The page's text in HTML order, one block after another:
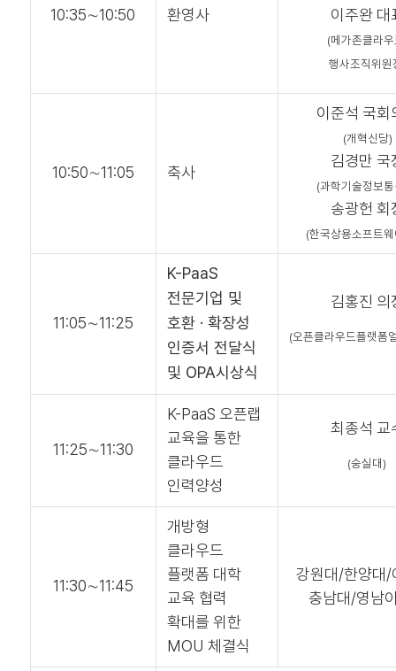
10:35∼10:50 환영사 이주완 대
(메가존클라
행사조직위원
10:50∼11:05 축사
이준석 국회
(개혁신당)
김경만 국
(과학기술정보
송광헌 회
(한국상용소프트
11:05∼11:25
K-PaaS
전문기업 및
호환 · 확장성
인증서 전달식
및 OPA시상식
김홍진 의
(오픈클라우드플랫폼
11:25∼11:30
K-PaaS 오픈랩
교육을 통한
클라우드
인력양성
최종석 교
(숭실대)
11:30∼11:45
개방형
클라우드
플랫폼 대학
교육 협력
확대를 위한
MOU 체결식
강원대/한양대/
충남대/영남